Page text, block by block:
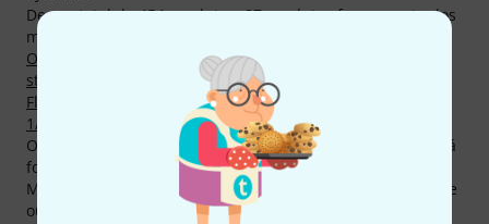
De um total de 454 produtos, 87 produtos fazem parte dos
mais vendidos em Thomann, entre outras nas categorias
Outras cordas
Cordas individuais de guitarra
standard em nylon para guitarras clássicas
Flatwound/Cordas polidas Cordas para violoncelo 3/4 e
1/2
Cordas para Steel GuitarseJogo de cordas .008
O mais vendido de Pyramid éPyramid Nylon
. Este artigo já
foi vendido mais de 100.000 vezes.
Músicos famosos com equipamentos de Pyramid são entre
outros Accept, Adorned Brood, Adrian Schmidtke,